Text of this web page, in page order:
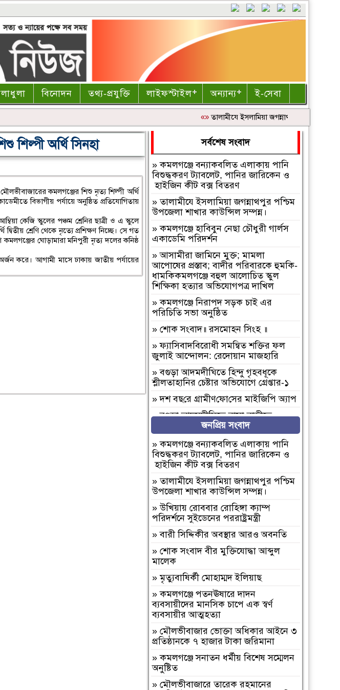
বিনোদন তথ্য-প্রযুক্তি লাইফস্টাইল অন্যান্য ই-সেবা
«»‎তালামীযে ইসলামিয়া জগন্নাথপুর পশ্চিম
শিল্পী অর্থি সিনহা
কমলগঞ্জের শিশু নৃত্য শিল্পী অর্থি
বিভাগীয় পর্যায়ে অনুষ্ঠিত প্রতিযোগিতায়
কেজি স্কুলের পঞ্চম শ্রেনির ছাত্রী ও এ স্কুলে
শ্রেণি থেকে নৃত্যে প্রশিক্ষণ নিচ্ছে। সে গত
কমলগঞ্জের ঘোড়ামারা মনিপুরী নৃত্য দলের কনিষ্ঠ
করে। আগামী মাসে ঢাকায় জাতীয় পর্যায়ের
সর্বশেষ সংবাদ
»কমলগঞ্জে বন্যাকবলিত এলাকায় পানি
বিশুদ্ধকরণ ট্যাবলেট, পানির জারিকেন ও
হাইজিন কীট বক্স বিতরণ
»‎তালামীযে ইসলামিয়া জগন্নাথপুর পশ্চিম
উপজেলা শাখার কাউন্সিল সম্পন্ন।
»কমলগঞ্জে হাবিবুন নেছা চৌধুরী গার্লস
একাডেমি পরিদর্শন
»আসামীরা জামিনে মুক্ত; মামলা
আপোষের প্রস্তাব; বাদীর পরিবারকে হুমকি-
ধামকিকমলগঞ্জে বহুল আলোচিত স্কুল
শিক্ষিকা হত্যার অভিযোগপত্র দাখিল
»কমলগঞ্জে নিরাপদ সড়ক চাই এর
পরিচিতি সভা অনুষ্ঠিত
»শোক সংবাদ॥ রসমোহন সিংহ ॥
»ফ্যাসিবাদবিরোধী সমন্বিত শক্তির ফল
জুলাই আন্দোলন: রেদোয়ান মাজহারি
»বগুড়া আদমদীঘিতে হিন্দু গৃহবধূকে
শ্লীলতাহানির চেষ্টার অভিযোগে গ্রেপ্তার-১
»দশ বছ‌রে গ্রামীণ‌ফো‌সের মাইজিপি অ্যাপ
»বগুড়া আদমদীঘিতে বাসা বাড়ীতে
দুঃসাহসিক চুরি সংঘটিত
»দুপচাঁচিয়া ট্রেনে কাটা পড়ে যুবকের মৃত্যু
»চারপাশে সবকিছু আগের মতোই আছে,
শুধু তোমরাই নেই”—উলুয়াইল মাদ্রাসায়
আলিম পরীক্ষার্থী ২০২৬ এর অশ্রুসিক্ত
বিদায়।
»সিলেট রেঞ্জের শ্রেষ্ঠ অফিসার ইনচার্জ
নির্বাচিত হলেন মৌলভীবাজার মডেল
থানার অফিসার ইনচার্জ সাইফুল।
বাংলাদেশ হরিজন ঐক্য পরিষদের ৭
দফা দাবি বাস্তবায়নের দাবীতে মানবন্ধন ও
স্বারকলিপি প্রদান
»নওগাঁ মান্দায় শিক্ষার্থীদের বিক্ষোভে
অবরুদ্ধ প্রধান শিক্ষক, মোটরসাইকেলে
আগুন
»হযরত শাহ আজম (রহ.) দরগাহ্
ফাউন্ডেশনের উদ্যোগে ৫ম ধাপে সফাত
আলী সিনিয়র ফাজিল ডিগ্রি মাদ্রাসায়
বৃক্ষরোপণ কর্মসূচি সম্পন্ন
»নওগাঁ পত্নীতলা ব্যাটালিয়নের অভিযানে,
কষ্টি পাথরের বিষ্ণু মূর্তি উদ্ধার
জনপ্রিয় সংবাদ
»কমলগঞ্জে বন্যাকবলিত এলাকায় পানি
বিশুদ্ধকরণ ট্যাবলেট, পানির জারিকেন ও
হাইজিন কীট বক্স বিতরণ
»‎তালামীযে ইসলামিয়া জগন্নাথপুর পশ্চিম
উপজেলা শাখার কাউন্সিল সম্পন্ন।
»উখিয়ায় রোববার রোহিঙ্গা ক্যাম্প
পরিদর্শনে সুইডেনের পররাষ্ট্রমন্ত্রী
»বারী সিদ্দিকীর অবস্থার আরও অবনতি
»শোক সংবাদ বীর মুক্তিযোদ্ধা আব্দুল
মালেক
»মৃত্যুবাষির্কী মোহাম্মদ ইলিয়াছ
»কমলগঞ্জে পতনঊষারে দাদন
ব্যবসায়ীদের মানসিক চাপে এক স্বর্ণ
ব্যবসায়ীর আত্মহত্যা
»মৌলভীবাজার ভোক্তা অধিকার আইনে ৩
প্রতিষ্ঠানকে ৭ হাজার টাকা জরিমানা
»কমলগঞ্জে সনাতন ধর্মীয় বিশেষ সম্মেলন
অনুষ্টিত
»মৌলভীবাজারে তারেক রহমানের